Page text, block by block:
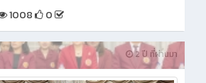
1008 0
2 ปี ที่ผ่านมา